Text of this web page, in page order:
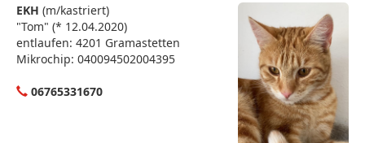
EKH (m/kastriert)
"Tom" (* 12.04.2020)
entlaufen: 4201 Gramastetten
Mikrochip: 040094502004395
06765331670